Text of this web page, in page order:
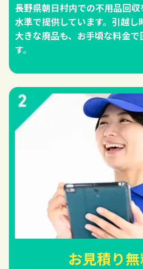
長野県朝日村内での不用品回
水準で提供しています。引越し
大きな廃品も、お手頃な料金で
す。
お見積り